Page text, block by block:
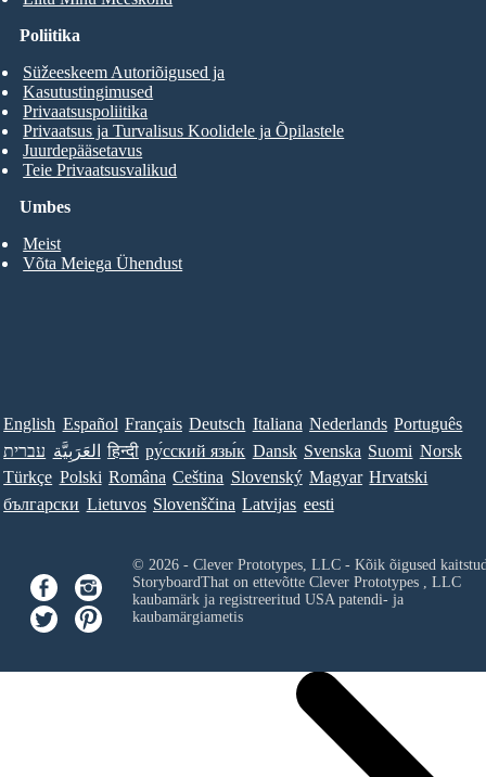
Umbes
Meist
Võta Meiega Ühendust
Poliitika
Süžeeskeem Autoriõigused ja
Kasutustingimused
Privaatsuspoliitika
Privaatsus ja Turvalisus Koolidele ja Õpilastele
Juurdepääsetavus
Teie Privaatsusvalikud
English Español Français Deutsch Italiana Nederlands Português
עברית العَرَبِيَّة हिन्दी ру́сский язы́к Dansk Svenska Suomi Norsk
Türkçe Polski Româna Ceština Slovenský Magyar Hrvatski
български Lietuvos Slovenščina Latvijas eesti
© 2026 - Clever Prototypes, LLC - Kõik õigused
StoryboardThat on ettevõtte Clever Prototypes , LLC
kaubamärk ja registreeritud USA patendi- ja
kaubamärgiametis